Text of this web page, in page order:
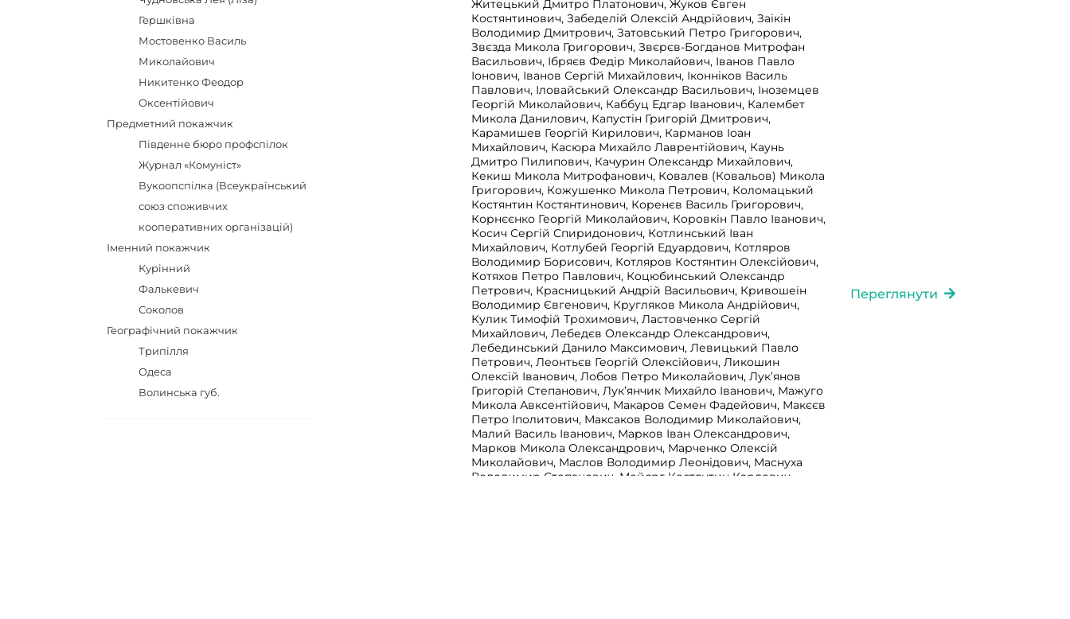
Гершківна
Мостовенко Василь
Миколайович
Никитенко Феодор
Оксентійович
Предметний покажчик
Південне бюро профспілок
Журнал «Комуніст»
Вукоопспілка (Всеукраїнський
союз споживчих
кооперативних організацій)
Іменний покажчик
Курінний
Фалькевич
Соколов
Географічний покажчик
Трипілля
Одеса
Волинська губ.
Житецький Дмитро Платонович, Жуков Євген
Костянтинович, Забеделій Олексій Андрійович, Заікін
Володимир Дмитрович, Затовський Петро Григорович,
Звєзда Микола Григорович, Звєрєв-Богданов Митрофан
Васильович, Ібряєв Федір Миколайович, Іванов Павло
Іонович, Іванов Сергій Михайлович, Іконніков Василь
Павлович, Іловайський Олександр Васильович, Іноземцев
Георгій Миколайович, Каббуц Едгар Іванович, Калембет
Микола Данилович, Капустін Григорій Дмитрович,
Карамишев Георгій Кирилович, Карманов Іоан
Михайлович, Касюра Михайло Лаврентійович, Каунь
Дмитро Пилипович, Качурин Олександр Михайлович,
Кекиш Микола Митрофанович, Ковалев (Ковальов) Микола
Григорович, Кожушенко Микола Петрович, Коломацький
Костянтин Костянтинович, Коренєв Василь Григорович,
Корнєєнко Георгій Миколайович, Коровкін Павло Іванович,
Косич Сергій Спиридонович, Котлинський Іван
Михайлович, Котлубей Георгій Едуардович, Котляров
Володимир Борисович, Котляров Костянтин Олексійович,
Котяхов Петро Павлович, Коцюбинський Олександр
Петрович, Красницький Андрій Васильович, Кривошеін
Володимир Євгенович, Кругляков Микола Андрійович,
Кулик Тимофій Трохимович, Ластовченко Сергій
Михайлович, Лебедєв Олександр Олександрович,
Лебединський Данило Максимович, Левицький Павло
Петрович, Леонтьєв Георгій Олексійович, Ликошин
Олексій Іванович, Лобов Петро Миколайович, Лук’янов
Григорій Степанович, Лук’янчик Михайло Іванович, Мажуго
Микола Авксентійович, Макаров Семен Фадейович, Макєєв
Петро Іполитович, Максаков Володимир Миколайович,
Малий Василь Іванович, Марков Іван Олександрович,
Марков Микола Олександрович, Марченко Олексій
Миколайович, Маслов Володимир Леонідович, Маснуха
Володимир Степанович, Мейєрг Костянтин Карлович,
Переглянути